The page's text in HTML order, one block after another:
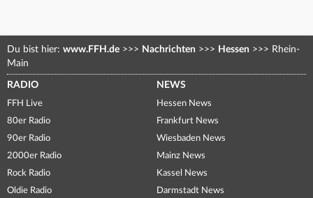
Du bist hier: www.FFH.de >>> Nachrichten >>> Hessen >>> Rhein-
Main
RADIO
FFH Live
80er Radio
90er Radio
2000er Radio
Rock Radio
Oldie Radio
NEWS
Hessen News
Frankfurt News
Wiesbaden News
Mainz News
Kassel News
Darmstadt News